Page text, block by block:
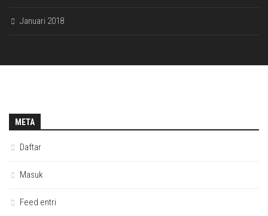
Januari 2018
META
Daftar
Masuk
Feed entri